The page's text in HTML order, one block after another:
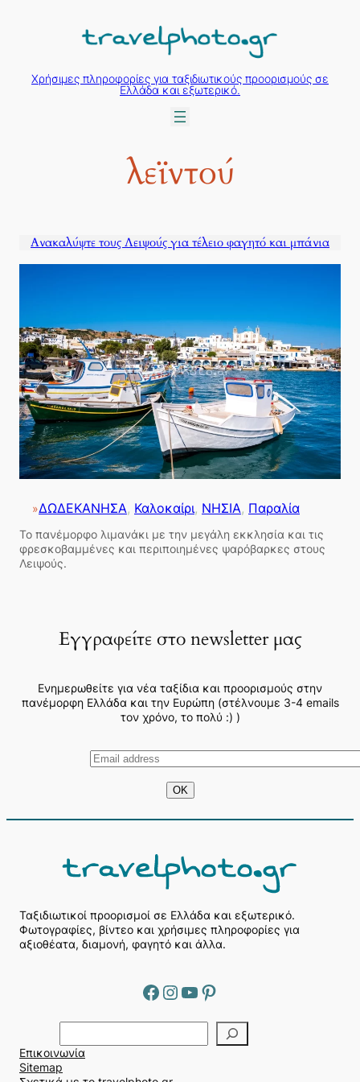
περιεχόμενο
Χρήσιμες πληροφορίες για ταξιδιωτικούς προορισμούς σε
Ελλάδα και εξωτερικό.
λεϊντού
Ανακαλύψτε τους Λειψούς για τέλειο φαγητό και μπάνια
»ΔΩΔΕΚΑΝΗΣΑ, Καλοκαίρι, ΝΗΣΙΑ, Παραλία
Το πανέμορφο λιμανάκι με την μεγάλη εκκλησία και τις
φρεσκοβαμμένες και περιποιημένες ψαρόβαρκες στους
Λειψούς.
Εγγραφείτε στο newsletter μας
Ενημερωθείτε για νέα ταξίδια και προορισμούς στην
πανέμορφη Ελλάδα και την Ευρώπη (στέλνουμε 3-4 emails
τον χρόνο, το πολύ :) )
Ταξιδιωτικοί προορισμοί σε Ελλάδα και εξωτερικό.
Φωτογραφίες, βίντεο και χρήσιμες πληροφορίες για
αξιοθέατα, διαμονή, φαγητό και άλλα.
Facebook Instagram YouTube Pinterest
ν
α
Επικοινωνία
Sitemap